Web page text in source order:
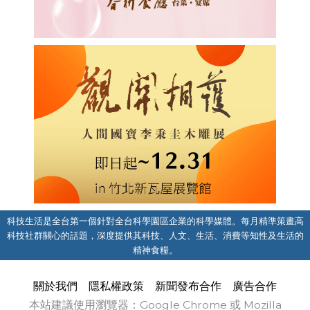
科技生活是全台第一個針對全台科學園區企業的科學媒體。每月精準策畫高
科技社群關心的話題，深度提供其科技、人文、生活、消費等知性及生活的
精神食糧。
關於我們 隱私權政策 新聞發布合作
廣告合作
本站建議使用瀏覽器：Google Chrome 或 Mozilla